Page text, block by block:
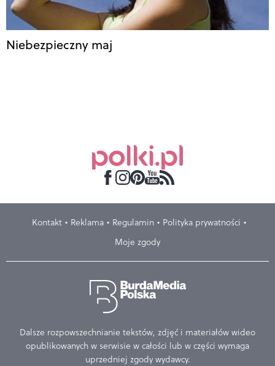
Niebezpieczny maj
Kontakt Reklama Regulamin
Polityka prywatności
Moje zgody
Dalsze rozpowszechnianie tekstów, zdjęć i materiałów wideo
opublikowanych w serwisie w całości lub w części wymaga
uprzedniej zgody wydawcy.